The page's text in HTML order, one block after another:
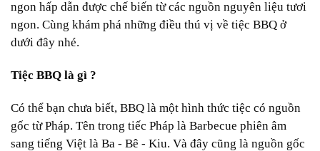
ngon hấp dẫn được chế biến từ các nguồn nguyên liệu tươi
ngon. Cùng khám phá những điều thú vị về tiệc BBQ ở
dưới đây nhé.
Tiệc BBQ là gì ?
Có thể bạn chưa biết, BBQ là một hình thức tiệc có nguồn
gốc từ Pháp. Tên trong tiếc Pháp là Barbecue phiên âm
sang tiếng Việt là Ba - Bê - Kiu. Và đây cũng là nguồn gốc